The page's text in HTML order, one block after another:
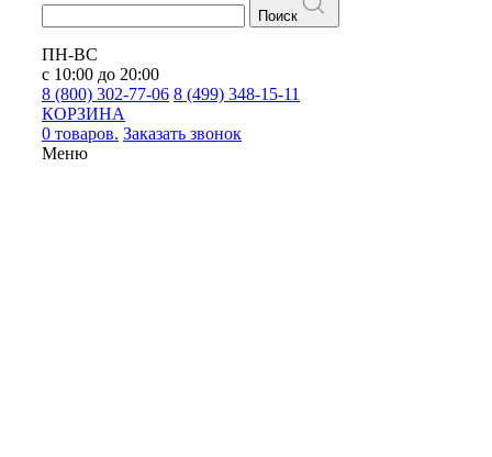
Поиск
ПН-ВС
с 10:00 до 20:00
8 (800) 302-77-06 8 (499) 348-15-11
КОРЗИНА
0 товаров. Заказать звонок
Меню